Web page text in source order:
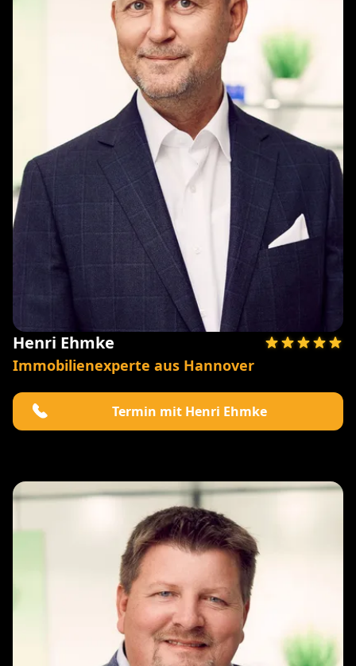
Henri Ehmke
Immobilienexperte aus Hannover
Termin mit Henri Ehmke